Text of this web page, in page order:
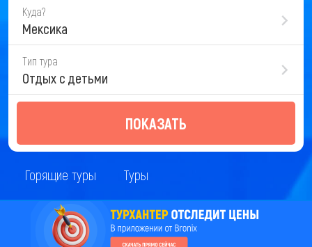
Куда?
Мексика
Тип тура
Отдых с детьми
ПОКАЗАТЬ
Горящие туры Туры